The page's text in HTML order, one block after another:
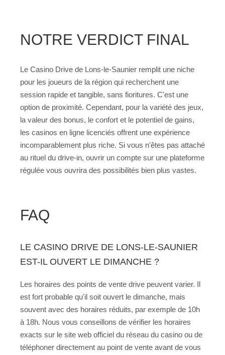
NOTRE VERDICT FINAL
Le Casino Drive de Lons-le-Saunier remplit une niche
pour les joueurs de la région qui recherchent une
session rapide et tangible, sans fioritures. C'est une
option de proximité. Cependant, pour la variété des jeux,
la valeur des bonus, le confort et le potentiel de gains,
les casinos en ligne licenciés offrent une expérience
incomparablement plus riche. Si vous n'êtes pas attaché
au rituel du drive-in, ouvrir un compte sur une plateforme
régulée vous ouvrira des possibilités bien plus vastes.
FAQ
LE CASINO DRIVE DE LONS-LE-SAUNIER
EST-IL OUVERT LE DIMANCHE ?
Les horaires des points de vente drive peuvent varier. Il
est fort probable qu'il soit ouvert le dimanche, mais
souvent avec des horaires réduits, par exemple de 10h
à 18h. Nous vous conseillons de vérifier les horaires
exacts sur le site web officiel du réseau du casino ou de
téléphoner directement au point de vente avant de vous